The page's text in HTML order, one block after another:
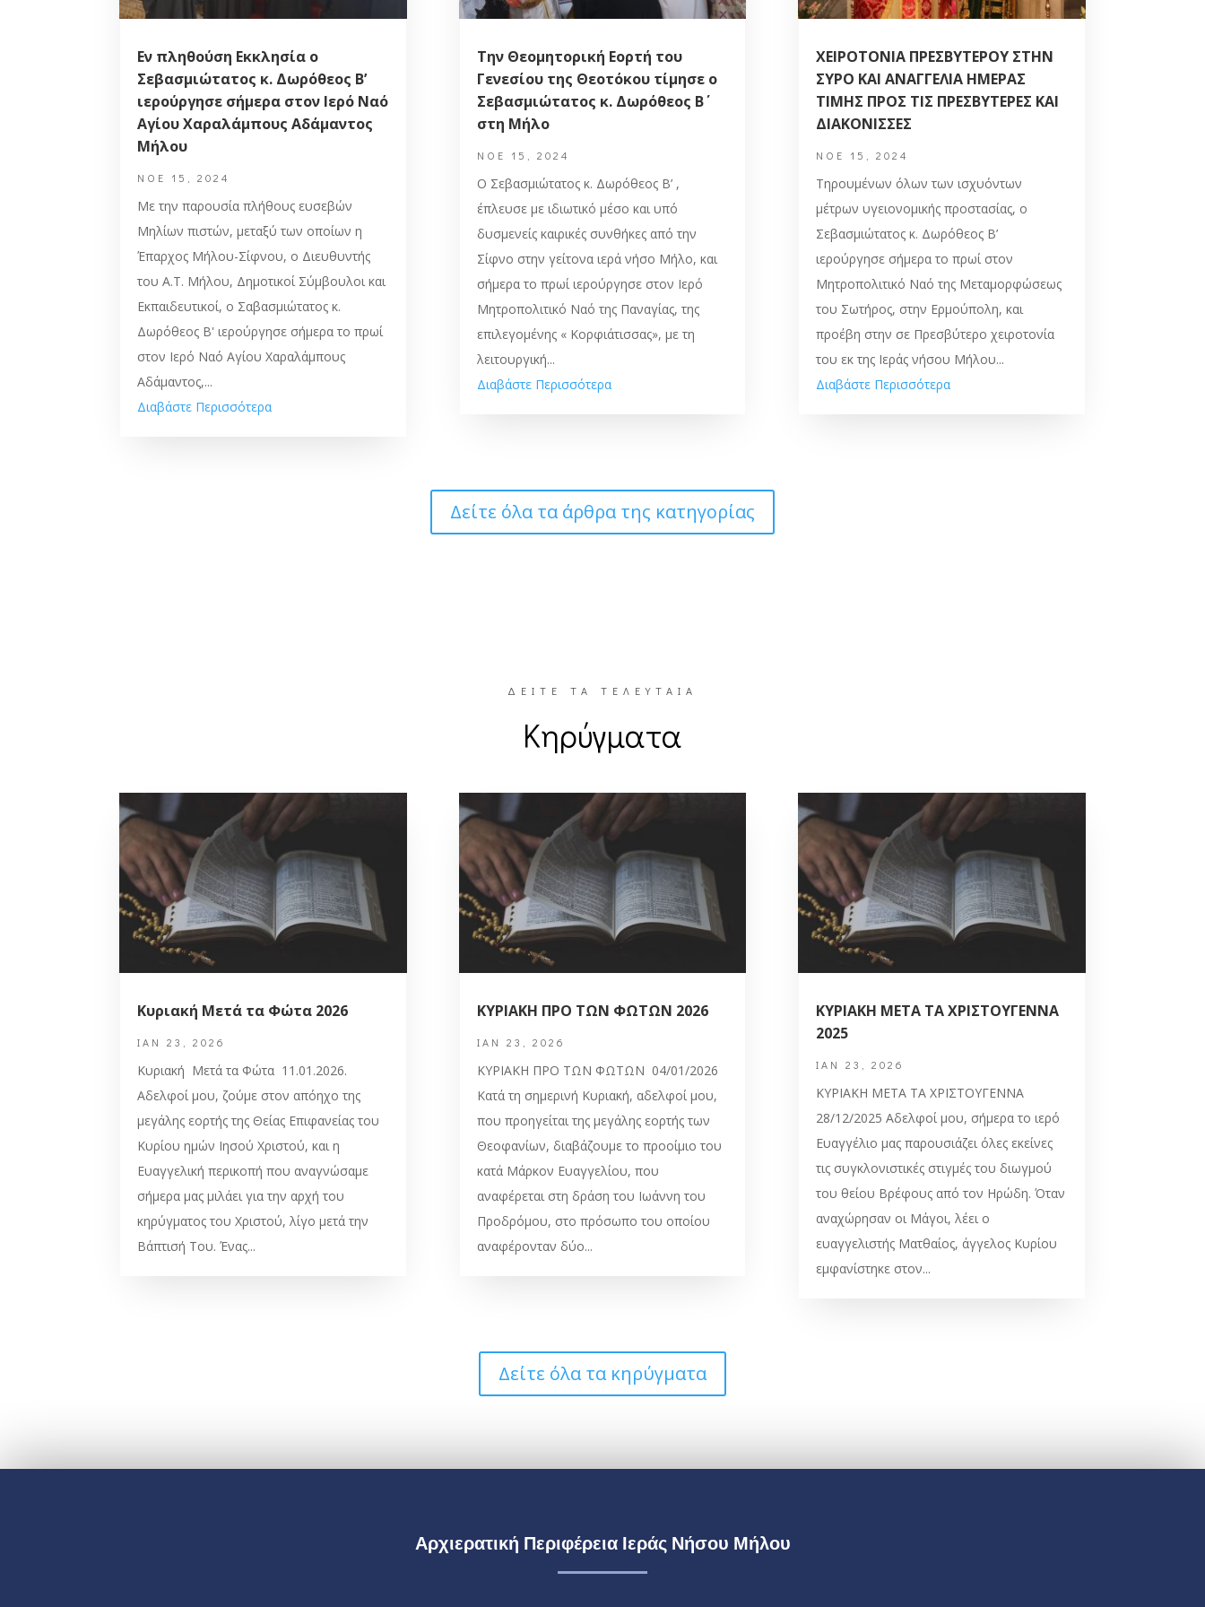
Εν πληθούση Εκκλησία ο
Σεβασμιώτατος κ. Δωρόθεος Β’
ιερούργησε σήμερα στον Ιερό Ναό
Αγίου Χαραλάμπους Αδάμαντος
Μήλου
ΝΟΈ 15, 2024
Με την παρουσία πλήθους ευσεβών
Μηλίων πιστών, μεταξύ των οποίων η
Έπαρχος Μήλου-Σίφνου, ο Διευθυντής
του Α.Τ. Μήλου, Δημοτικοί Σύμβουλοι και
Εκπαιδευτικοί, ο Σαβασμιώτατος κ.
Δωρόθεος Β' ιερούργησε σήμερα το πρωί
στον Ιερό Ναό Αγίου Χαραλάμπους
Αδάμαντος,...
Διαβάστε Περισσότερα
Την Θεομητορική Εορτή του
Γενεσίου της Θεοτόκου τίμησε ο
Σεβασμιώτατος κ. Δωρόθεος Β΄
στη Μήλο
ΝΟΈ 15, 2024
Ο Σεβασμιώτατος κ. Δωρόθεος Β’ ,
έπλευσε με ιδιωτικό μέσο και υπό
δυσμενείς καιρικές συνθήκες από την
Σίφνο στην γείτονα ιερά νήσο Μήλο, και
σήμερα το πρωί ιερούργησε στον Ιερό
Μητροπολιτικό Nαό της Παναγίας, της
επιλεγομένης « Κορφιάτισσας», με τη
λειτουργική...
Διαβάστε Περισσότερα
ΧΕΙΡΟΤΟΝΙΑ ΠΡΕΣΒΥΤΕΡΟΥ ΣΤΗΝ
ΣΥΡΟ ΚΑΙ ΑΝΑΓΓΕΛΙΑ ΗΜΕΡΑΣ
ΤΙΜΗΣ ΠΡΟΣ ΤΙΣ ΠΡΕΣΒΥΤΕΡΕΣ ΚΑΙ
ΔΙΑΚΟΝΙΣΣΕΣ
ΝΟΈ 15, 2024
Τηρουμένων όλων των ισχυόντων
μέτρων υγειονομικής προστασίας, ο
Σεβασμιώτατος κ. Δωρόθεος Β’
ιερούργησε σήμερα το πρωί στον
Μητροπολιτικό Nαό της Μεταμορφώσεως
του Σωτήρος, στην Ερμούπολη, και
προέβη στην σε Πρεσβύτερο χειροτονία
του εκ της Ιεράς νήσου Μήλου...
Διαβάστε Περισσότερα
Δείτε όλα τα άρθρα της κατηγορίας
ΔΕΙΤΕ ΤΑ ΤΕΛΕΥΤΑΙΑ
Κηρύγματα
Κυριακή Μετά τα Φώτα 2026
ΙΑΝ 23, 2026
Κυριακή Μετά τα Φώτα 11.01.2026.
Αδελφοί μου, ζούμε στον απόηχο της
μεγάλης εορτής της Θείας Επιφανείας του
Κυρίου ημών Ιησού Χριστού, και η
Ευαγγελική περικοπή που αναγνώσαμε
σήμερα μας μιλάει για την αρχή του
κηρύγματος του Χριστού, λίγο μετά την
Βάπτισή Του. Ένας...
ΚΥΡΙΑΚΗ ΠΡΟ ΤΩΝ ΦΩΤΩΝ 2026
ΙΑΝ 23, 2026
ΚΥΡΙΑΚΗ ΠΡΟ ΤΩΝ ΦΩΤΩΝ 04/01/2026
Κατά τη σημερινή Κυριακή, αδελφοί μου,
που προηγείται της μεγάλης εορτής των
Θεοφανίων, διαβάζουμε το προοίμιο του
κατά Μάρκον Ευαγγελίου, που
αναφέρεται στη δράση του Ιωάννη του
Προδρόμου, στο πρόσωπο του οποίου
αναφέρονταν δύο...
ΚΥΡΙΑΚΗ ΜΕΤΑ ΤΑ ΧΡΙΣΤΟΥΓΕΝΝΑ
2025
ΙΑΝ 23, 2026
ΚΥΡΙΑΚΗ ΜΕΤΑ ΤΑ ΧΡΙΣΤΟΥΓΕΝΝΑ
28/12/2025 Αδελφοί μου, σήμερα το ιερό
Ευαγγέλιο μας παρουσιάζει όλες εκείνες
τις συγκλονιστικές στιγμές του διωγμού
του θείου Βρέφους από τον Ηρώδη. Όταν
αναχώρησαν οι Μάγοι, λέει ο
ευαγγελιστής Ματθαίος, άγγελος Κυρίου
εμφανίστηκε στον...
Δείτε όλα τα κηρύγματα
Αρχιερατική Περιφέρεια Ιεράς Νήσου Μήλου